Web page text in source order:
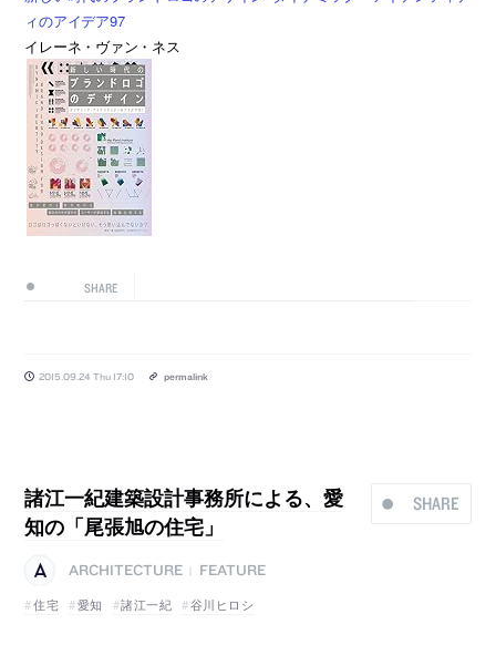
ィのアイデア97
イレーネ・ヴァン・ネス
SHARE
2015.09.24 Thu 17:10 permalink
SHARE
諸江一紀建築設計事務所による、愛
知の「尾張旭の住宅」
ARCHITECTURE
FEATURE
住宅
愛知 諸江一紀 谷川ヒロシ